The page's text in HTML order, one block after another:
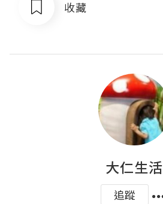
收藏
大仁生活
追蹤